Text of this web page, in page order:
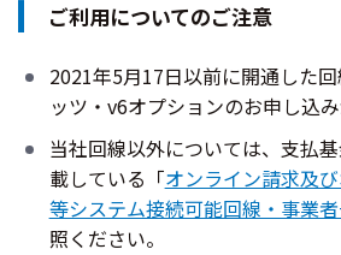
ご利用についてのご注意
2021年5月17日以前に開通した
ッツ・v6オプションのお申し込み
当社回線以外については、支払
載している「オンライン請求及
等システム接続可能回線・事業
照ください。